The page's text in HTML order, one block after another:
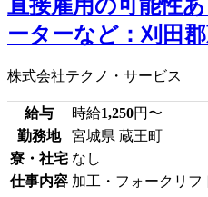
直接雇用の可能性
ーターなど：刈田
株式会社テクノ・サービス
給与 時給1,250円〜
勤務地
宮城県 蔵王町
寮・社宅 なし
仕事内容 加工・フォークリフ